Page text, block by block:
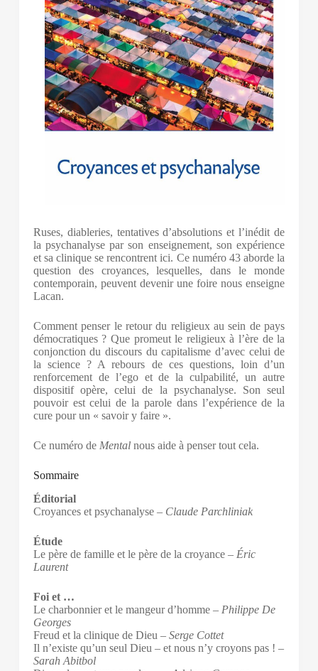
Ruses, diableries, tentatives d’absolutions et l’inédit de
la psychanalyse par son enseignement, son expérience
et sa clinique se rencontrent ici. Ce numéro 43 aborde la
question des croyances, lesquelles, dans le monde
contemporain, peuvent devenir une foire nous enseigne
Lacan.
Comment penser le retour du religieux au sein de pays
démocratiques ? Que promeut le religieux à l’ère de la
conjonction du discours du capitalisme d’avec celui de
la science ? A rebours de ces questions, loin d’un
renforcement de l’ego et de la culpabilité, un autre
dispositif opère, celui de la psychanalyse. Son seul
pouvoir est celui de la parole dans l’expérience de la
cure pour un « savoir y faire ».
Ce numéro de Mentalnous aide à penser tout cela.
Sommaire
Éditorial
Croyances et psychanalyse – Claude Parchliniak
Étude
Le père de famille et le père de la croyance – Éric
Laurent
Foi et …
Le charbonnier et le mangeur d’homme – Philippe De
Georges
Freud et la clinique de Dieu – Serge Cottet
Il n’existe qu’un seul Dieu – et nous n’y croyons pas ! –
Sarah Abitbol